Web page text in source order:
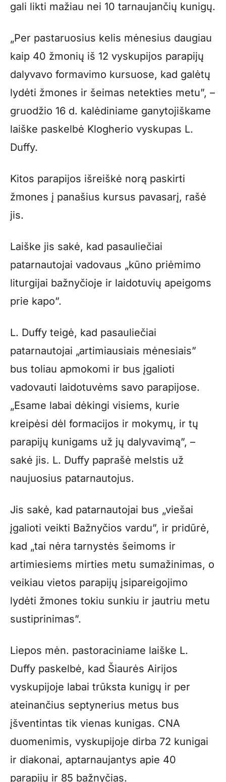
gali likti mažiau nei 10 tarnaujančių kunigų.
„Per pastaruosius kelis mėnesius daugiau
kaip 40 žmonių iš 12 vyskupijos parapijų
dalyvavo formavimo kursuose, kad galėtų
lydėti žmones ir šeimas netekties metu”, –
gruodžio 16 d. kalėdiniame ganytojiškame
laiške paskelbė Klogherio vyskupas L.
Duffy.
Kitos parapijos išreiškė norą paskirti
žmones į panašius kursus pavasarį, rašė
jis.
Laiške jis sakė, kad pasauliečiai
patarnautojai vadovaus „kūno priėmimo
liturgijai bažnyčioje ir laidotuvių apeigoms
prie kapo”.
L. Duffy teigė, kad pasauliečiai
patarnautojai „artimiausiais mėnesiais”
bus toliau apmokomi ir bus įgalioti
vadovauti laidotuvėms savo parapijose.
„Esame labai dėkingi visiems, kurie
kreipėsi dėl formacijos ir mokymų, ir tų
parapijų kunigams už jų dalyvavimą”, –
sakė jis. L. Duffy paprašė melstis už
naujuosius patarnautojus.
Jis sakė, kad patarnautojai bus „viešai
įgalioti veikti Bažnyčios vardu”, ir pridūrė,
kad „tai nėra tarnystės šeimoms ir
artimiesiems mirties metu sumažinimas, o
veikiau vietos parapijų įsipareigojimo
lydėti žmones tokiu sunkiu ir jautriu metu
sustiprinimas”.
Liepos mėn. pastoraciniame laiške L.
Duffy paskelbė, kad Šiaurės Airijos
vyskupijoje labai trūksta kunigų ir per
ateinančius septynerius metus bus
įšventintas tik vienas kunigas. CNA
duomenimis, vyskupijoje dirba 72 kunigai
ir diakonai, aptarnaujantys apie 40
parapijų ir 85 bažnyčias.